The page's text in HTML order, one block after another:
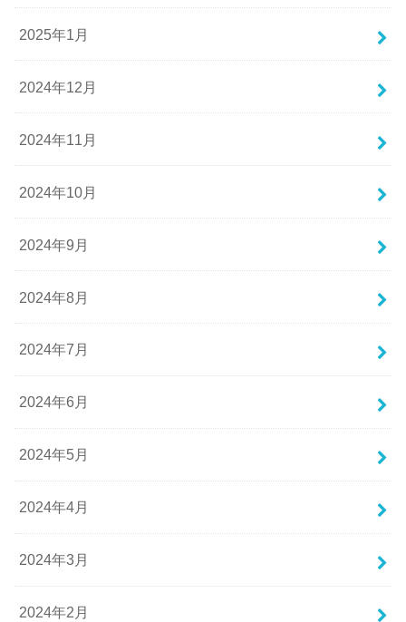
2025年1月
2024年12月
2024年11月
2024年10月
2024年9月
2024年8月
2024年7月
2024年6月
2024年5月
2024年4月
2024年3月
2024年2月